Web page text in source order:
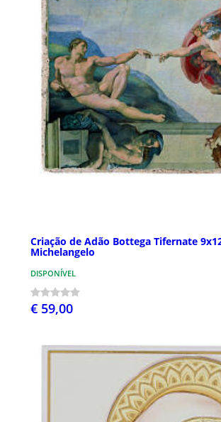
Criação de Adão Bottega Tifernate
Michelangelo
DISPONÍVEL
€ 59,00